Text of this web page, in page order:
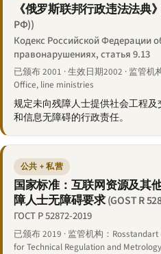
《俄罗斯联邦行政违法法典
РФ))
Кодекс Российской Федерации
правонарушениях, статья 9.13
已颁布 2001 · 生效日期2002 · 监管
Office, line ministries
规定未向残障人士提供社会工程
和信息无障碍的行政责任。
公共 + 私营
国家标准：互联网资源及其
障人士无障碍要求(GOST R
ГОСТ Р 52872-2019
已颁布 2019 · 监管机构：
for Technical Regulation and Metrology